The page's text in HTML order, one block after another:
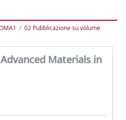
02 Pubblicazione su volume
Materials in